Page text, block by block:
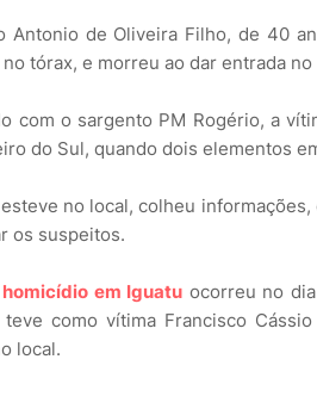
Antonio de Oliveira Filho, de 40
tórax, e morreu ao dar entrada
com o sargento PM Rogério, a
do Sul, quando dois elementos
no local, colheu
os suspeitos.
homicídio em Iguatu ocorreu no
como vítima Francisco
local.